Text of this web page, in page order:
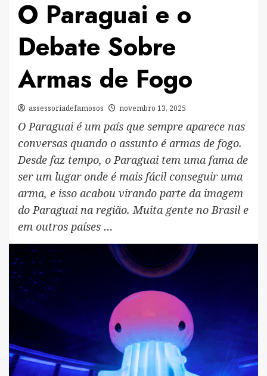
O Paraguai e o
Debate Sobre
Armas de Fogo
assessoriadefamosos novembro 13, 2025
O Paraguai é um país que sempre aparece nas
conversas quando o assunto é armas de fogo.
Desde faz tempo, o Paraguai tem uma fama de
ser um lugar onde é mais fácil conseguir uma
arma, e isso acabou virando parte da imagem
do Paraguai na região. Muita gente no Brasil e
em outros países …